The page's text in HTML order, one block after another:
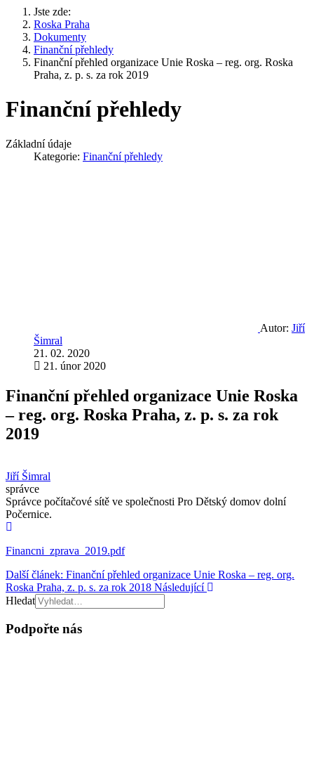
Jste zde:
Roska Praha
Dokumenty
Finanční přehledy
Finanční přehled organizace Unie Roska – reg. org. Roska
Praha, z. p. s. za rok 2019
Finanční přehledy
Základní údaje
Kategorie: Finanční přehledy
Autor: Jiří
Šimral
21. 02. 2020
21. únor 2020
Finanční přehled organizace Unie Roska
– reg. org. Roska Praha, z. p. s. za rok
2019
Jiří Šimral
správce
Správce počítačové sítě ve společnosti Pro Dětský domov dolní
Počernice.
Financni_zprava_2019.pdf
Další článek: Finanční přehled organizace Unie Roska – reg. org.
Roska Praha, z. p. s. za rok 2018 Následující
Hledat
Podpořte nás